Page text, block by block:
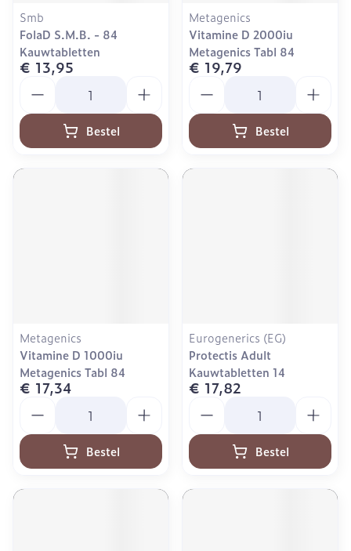
Smb
FolaD S.M.B. - 84
Kauwtabletten
€ 13,95
Bestel
Metagenics
Vitamine D 2000iu
Metagenics Tabl 84
€ 19,79
Bestel
Metagenics
Vitamine D 1000iu
Metagenics Tabl 84
€ 17,34
Bestel
Eurogenerics (EG)
Protectis Adult
Kauwtabletten 14
€ 17,82
Bestel